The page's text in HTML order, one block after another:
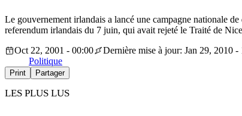
Le gouvernement irlandais a lancé une campagne nationale
referendum irlandais du 7 juin, qui avait rejeté le Traité de
Oct 22, 2001 - 00:00
Dernière mise à jour: Jan 29, 2010 -
Politique
Print Partager
LES PLUS LUS